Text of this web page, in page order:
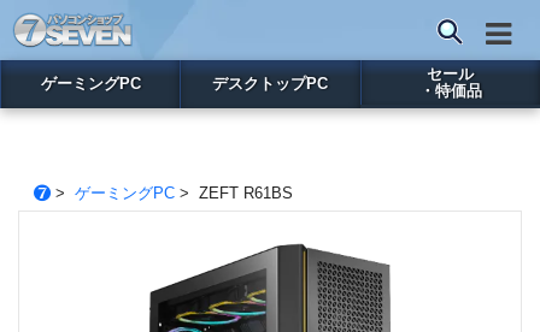
ゲーミングPC デスクトップPC
セール
・特価品
> ゲーミングPC> ZEFT R61BS